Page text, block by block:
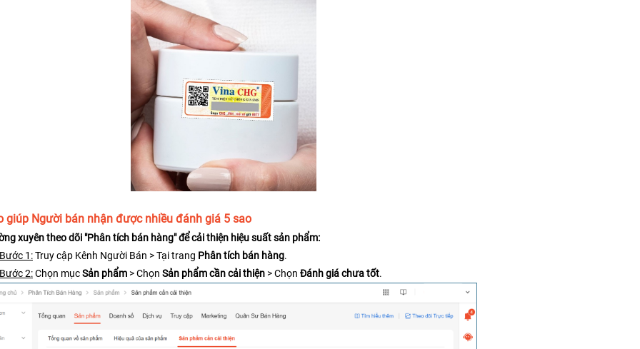
giúp Người bán nhận được nhiều đánh giá 5 sao
xuyên theo dõi "Phân tích bán hàng" để cải thiện hiệu suất sản phẩm:
Bước 1:Truy cập Kênh Người Bán > Tại trang Phân tích bán hàng.
Bước 2:Chọn mục Sản phẩm > Chọn Sản phẩm cần cải thiện > Chọn Đánh giá chưa tốt.